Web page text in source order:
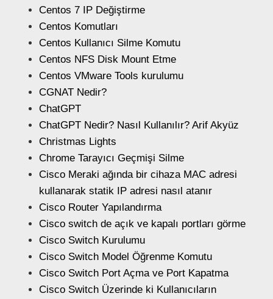
Centos 7 IP Değiştirme
Centos Komutları
Centos Kullanıcı Silme Komutu
Centos NFS Disk Mount Etme
Centos VMware Tools kurulumu
CGNAT Nedir?
ChatGPT
ChatGPT Nedir? Nasıl Kullanılır? Arif Akyüz
Christmas Lights
Chrome Tarayıcı Geçmişi Silme
Cisco Meraki ağında bir cihaza MAC adresi
kullanarak statik IP adresi nasıl atanır
Cisco Router Yapılandırma
Cisco switch de açık ve kapalı portları görme
Cisco Switch Kurulumu
Cisco Switch Model Öğrenme Komutu
Cisco Switch Port Açma ve Port Kapatma
Cisco Switch Üzerinde ki Kullanıcıların